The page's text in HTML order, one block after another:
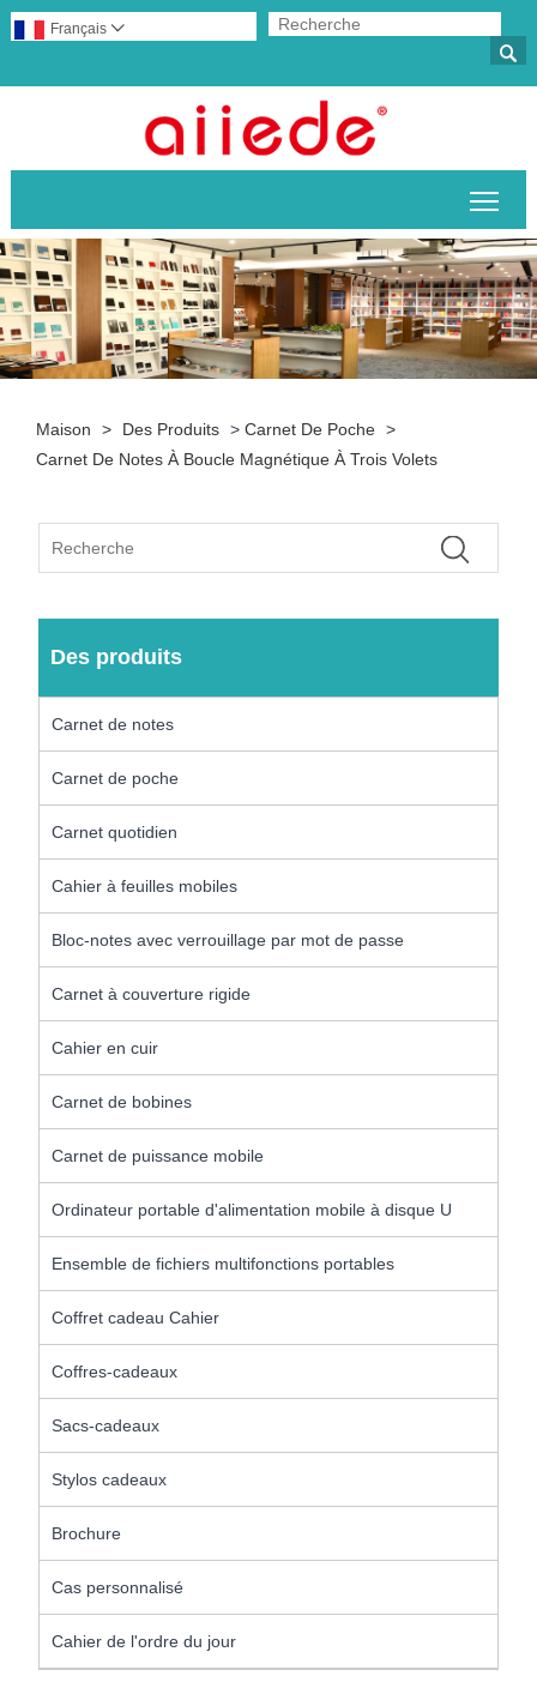

Français 
Maison > Des Produits >Carnet De Poche >
Carnet De Notes À Boucle Magnétique À Trois Volets
Des produits
Carnet de notes
Carnet de poche
Carnet quotidien
Cahier à feuilles mobiles
Bloc-notes avec verrouillage par mot de passe
Carnet à couverture rigide
Cahier en cuir
Carnet de bobines
Carnet de puissance mobile
Ordinateur portable d'alimentation mobile à disque U
Ensemble de fichiers multifonctions portables
Coffret cadeau Cahier
Coffres-cadeaux
Sacs-cadeaux
Stylos cadeaux
Brochure
Cas personnalisé
Cahier de l'ordre du jour